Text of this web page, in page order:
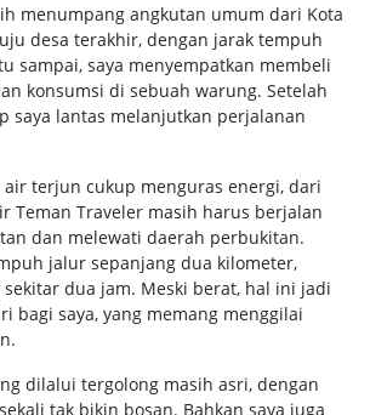
menumpang angkutan umum dari Kota
desa terakhir, dengan jarak tempuh
sampai, saya menyempatkan membeli
konsumsi di sebuah warung. Setelah
saya lantas melanjutkan perjalanan
terjun cukup menguras energi, dari
Teman Traveler masih harus berjalan
dan melewati daerah perbukitan.
jalur sepanjang dua kilometer,
dua jam. Meski berat, hal ini jadi
bagi saya, yang memang menggilai
dilalui tergolong masih asri, dengan
tak bikin bosan. Bahkan saya juga